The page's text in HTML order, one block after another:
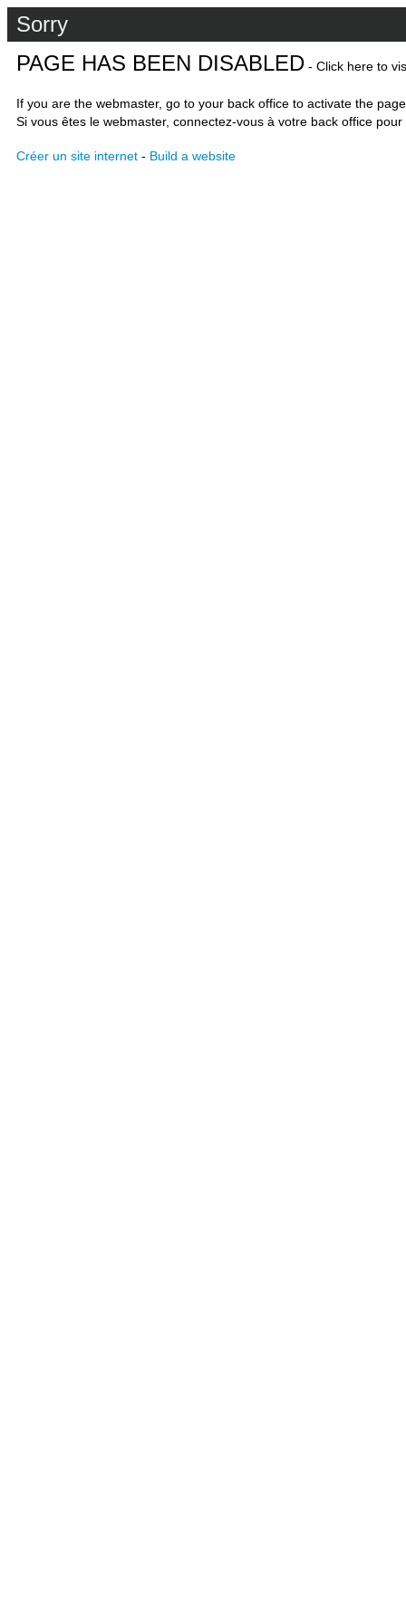
Sorry
PAGE HAS BEEN DISABLED - Click here to
If you are the webmaster, go to your back office to activate the
Si vous êtes le webmaster, connectez-vous à votre back office
Créer un site internet - Build a website